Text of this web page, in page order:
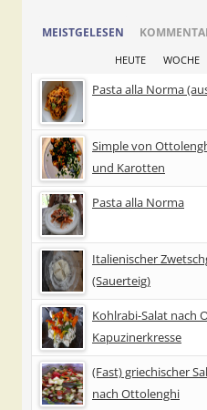
MEISTGELESEN
HEUTE WOCHE
Pasta alla Norma
Simple von
und Karotten
Pasta alla Norma
Italienischer
(Sauerteig)
Kohlrabi-Salat nach
Kapuzinerkresse
(Fast) griechischer
nach Ottolenghi